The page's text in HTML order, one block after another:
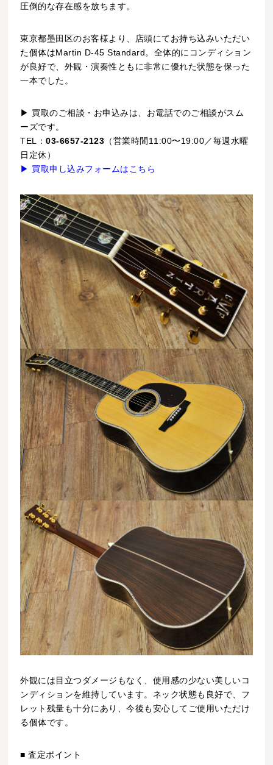
圧倒的な存在感を放ちます。
東京都墨田区のお客様より、店頭にてお持ち込みいただい
た個体はMartin D-45 Standard。全体的にコンディション
が良好で、外観・演奏性ともに非常に優れた状態を保った
一本でした。
▶ 買取のご相談・お申込みは、お電話でのご相談がスム
ーズです。
TEL：03-6657-2123 （営業時間11:00〜19:00／毎週水曜
日定休）
▶ 買取申し込みフォームはこちら
外観には目立つダメージもなく、使用感の少ない美しいコ
ンディションを維持しています。ネック状態も良好で、フ
レット残量も十分にあり、今後も安心してご使用いただけ
る個体です。
■ 査定ポイント